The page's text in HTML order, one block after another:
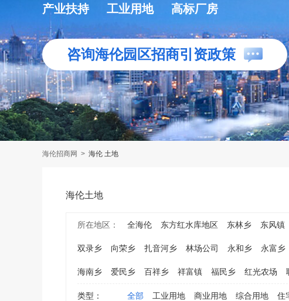
产业扶持 工业用地 高标厂房
咨询海伦园区招商引资政策
海伦招商网 > 海伦 土地
海伦土地
所在地区： 全海伦 东方红水库地区 东林乡 东风镇
双录乡 向荣乡 扎音河乡 林场公司 永和乡 永富乡
海南乡 爱民乡 百祥乡 祥富镇 福民乡 红光农场
类型： 全部 工业用地 商业用地 综合用地 住